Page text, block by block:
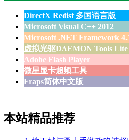
DirectX Redist 多国语言版
Microsoft Visual C++ 2012
Microsoft .NET Framework
虚拟光驱DAEMON Tools Lite
Adobe Flash Player
微星显卡超频工具
Fraps简体中文版
本站精品推荐